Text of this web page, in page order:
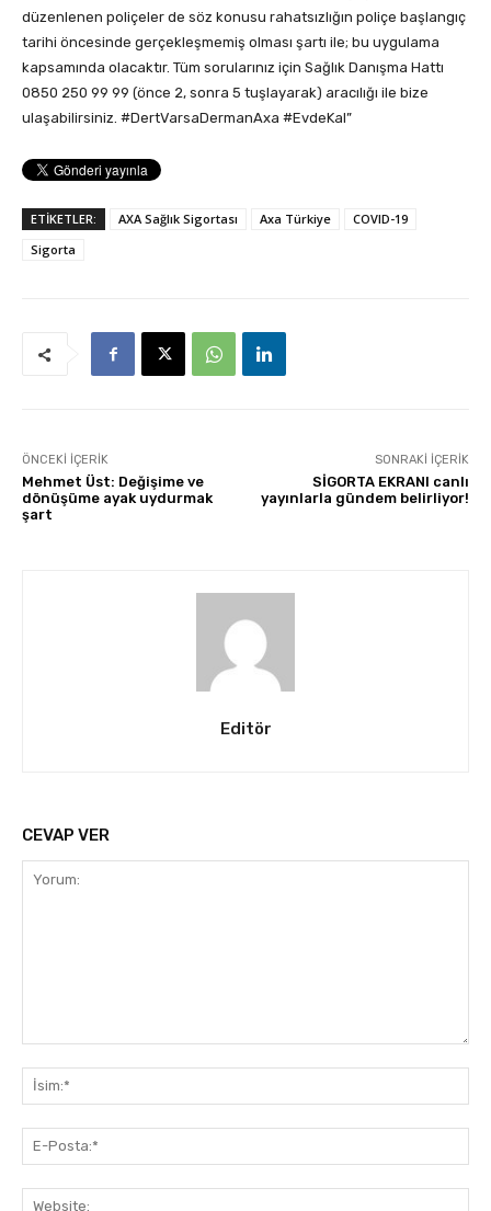
düzenlenen poliçeler de söz konusu rahatsızlığın poliçe başlangıç
tarihi öncesinde gerçekleşmemiş olması şartı ile; bu uygulama
kapsamında olacaktır. Tüm sorularınız için Sağlık Danışma Hattı
0850 250 99 99 (önce 2, sonra 5 tuşlayarak) aracılığı ile bize
ulaşabilirsiniz. #DertVarsaDermanAxa #EvdeKal”
ETİKETLER: AXA Sağlık Sigortası Axa Türkiye
COVID-19
Sigorta
ÖNCEKI İÇERIK
Mehmet Üst: Değişime ve
dönüşüme ayak uydurmak
şart
SONRAKI İÇERIK
SİGORTA EKRANI canlı
yayınlarla gündem belirliyor!
Editör
CEVAP VER